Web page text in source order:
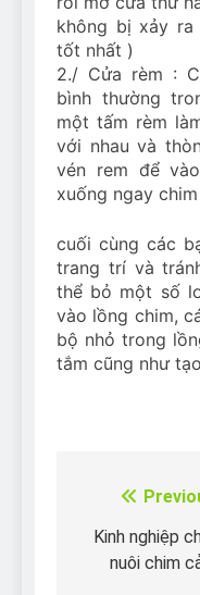
không bị xảy
tốt nhất )
2./ Cửa rèm :
bình thường
một tấm rèm
với nhau và
vén rem để
xuống ngay
cuối cùng các
trang trí và
thể bỏ một số
vào lồng chim,
bộ nhỏ trong
tắm cũng như
Điều
hướng
Kinh nghiệp
nuôi chim